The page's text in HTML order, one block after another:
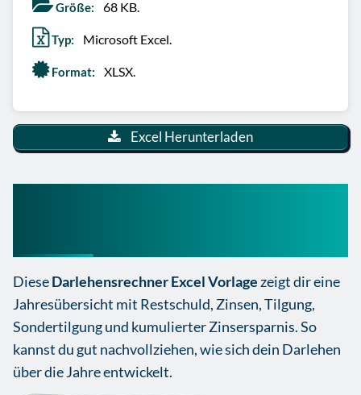
Größe: 68 KB.
Typ: Microsoft Excel.
Format: XLSX.
Excel Herunterladen
DieseDarlehensrechner Excel Vorlage zeigt dir eine
Jahresübersicht mit Restschuld, Zinsen, Tilgung,
Sondertilgung und kumulierter Zinsersparnis. So
kannst du gut nachvollziehen, wie sich dein Darlehen
über die Jahre entwickelt.